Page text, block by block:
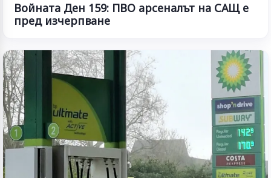
Войната Ден 159: ПВО арсеналът на САЩ е
пред изчерпване